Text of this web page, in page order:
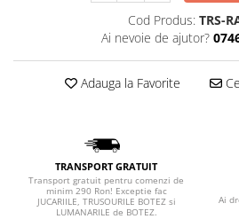
Cod Produs: TRS-
Ai nevoie de ajutor?
Adauga la Favorite
TRANSPORT GRATUIT
Transport gratuit pentru comenzi de
minim 290 Ron! Exceptie fac
JUCARIILE, TRUSOURILE BOTEZ si
LUMANARILE de BOTEZ.
Ai